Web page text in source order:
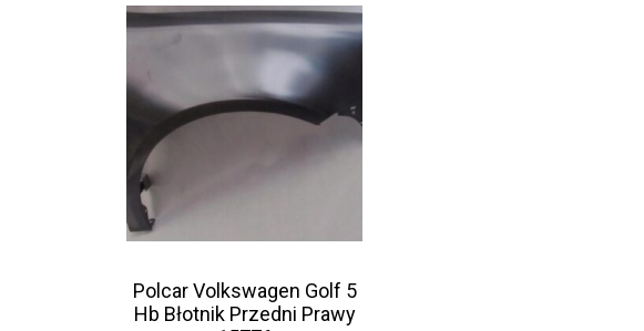
Polcar Volkswagen Golf 5
Hb Błotnik Przedni Prawy